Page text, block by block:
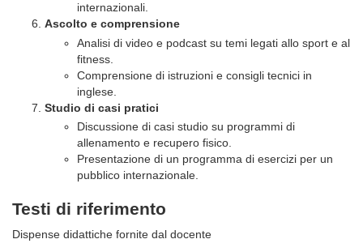
internazionali.
Ascolto e comprensione
Analisi di video e podcast su temi legati allo sport e al
fitness.
Comprensione di istruzioni e consigli tecnici in
inglese.
Studio di casi pratici
Discussione di casi studio su programmi di
allenamento e recupero fisico.
Presentazione di un programma di esercizi per un
pubblico internazionale.
Testi di riferimento
Dispense didattiche fornite dal docente